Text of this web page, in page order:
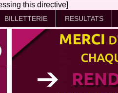
this directive]
BILLETTERIE RESULTATS